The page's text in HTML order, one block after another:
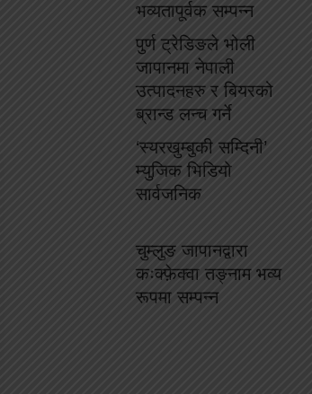
भव्यतापूर्वक सम्पन्न
पुर्ण ट्रेडिङले भोली
जापानमा नेपाली
उत्पादनहरु र बियरको
ब्रान्ड लन्च गर्ने
‘स्यरखुम्बुकी सम्दिनी’
म्युजिक भिडियो
सार्वजनिक
चुम्लुङ जापानद्वारा
कःक्फ़ेक्वा तङ्नाम भव्य
रूपमा सम्पन्न